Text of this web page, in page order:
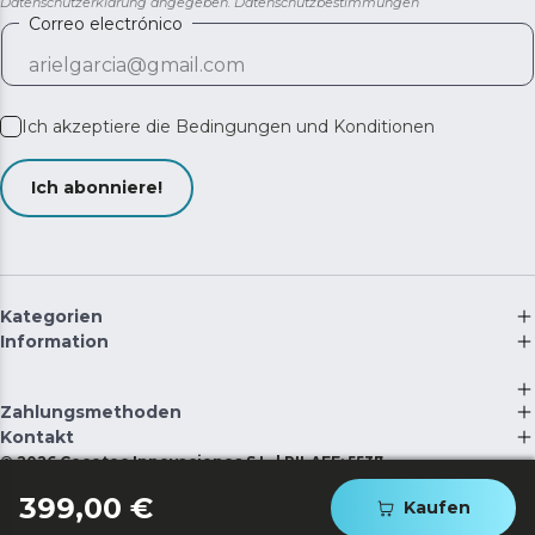
399,00 € Kaufen
aufgeladen ist, setzt er den Reinigungsvorgang genau
Reinigung abzuschließen.
Dual-Band-WLAN (2,4 & 5 GHz) und Bluetooth
zu Ihrem Heimnetzwerk und Ihren Geräten zu
gewährleisten.
Correo electrónico
Ich akzeptiere die Bedingungen und Konditionen
Ich abonniere!
Kategorien
Information
Zahlungsmethoden
Kontakt
©2026 Cecotec Innovaciones S.L. | RII-AEE: 5537